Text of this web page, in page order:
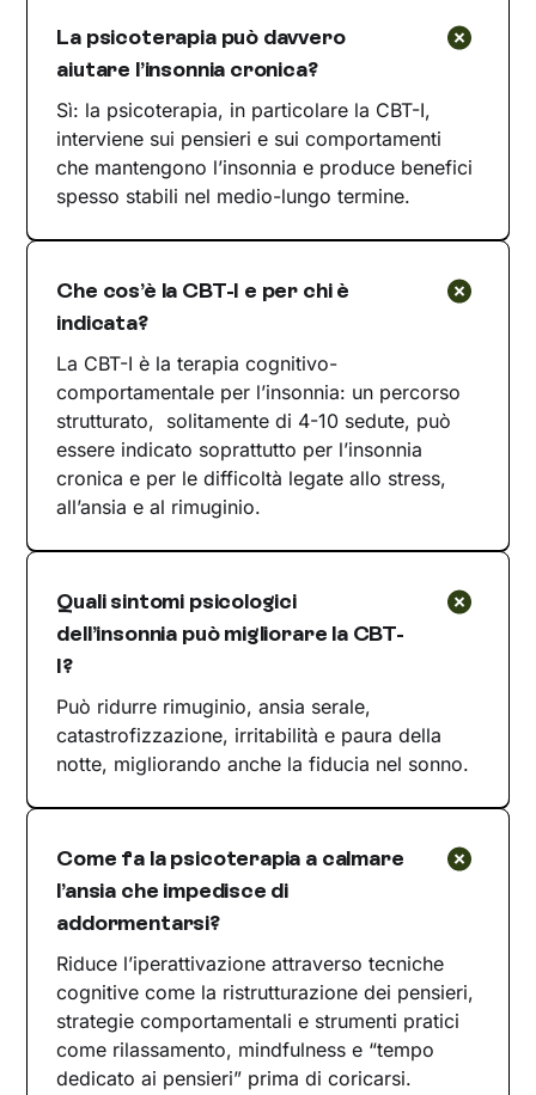
La psicoterapia può davvero
aiutare l’insonnia cronica?
Sì: la psicoterapia, in particolare la CBT-I,
interviene sui pensieri e sui comportamenti
che mantengono l’insonnia e produce benefici
spesso stabili nel medio-lungo termine.
Che cos’è la CBT-I e per chi è
indicata?
La CBT-I è la terapia cognitivo-
comportamentale per l’insonnia: un percorso
strutturato, solitamente di 4-10 sedute, può
essere indicato soprattutto per l’insonnia
cronica e per le difficoltà legate allo stress,
all’ansia e al rimuginio.
Quali sintomi psicologici
dell’insonnia può migliorare la CBT-
I?
Può ridurre rimuginio, ansia serale,
catastrofizzazione, irritabilità e paura della
notte, migliorando anche la fiducia nel sonno.
Come fa la psicoterapia a calmare
l’ansia che impedisce di
addormentarsi?
Riduce l’iperattivazione attraverso tecniche
cognitive come la ristrutturazione dei pensieri,
strategie comportamentali e strumenti pratici
come rilassamento, mindfulness e “tempo
dedicato ai pensieri” prima di coricarsi.